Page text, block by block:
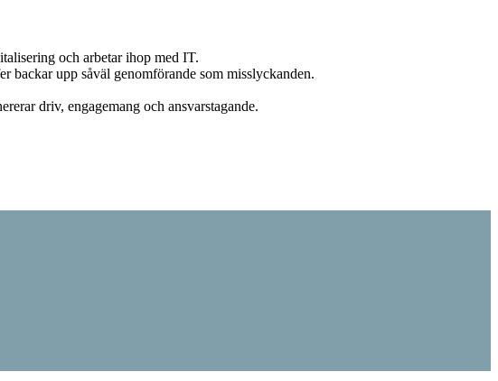
och arbetar ihop med IT.
backar upp såväl genomförande som misslyckanden.
driv, engagemang och ansvarstagande.